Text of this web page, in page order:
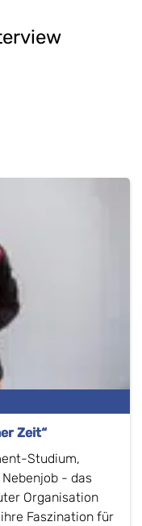
Zeit“
Studium,
- das
Organisation
Faszination für